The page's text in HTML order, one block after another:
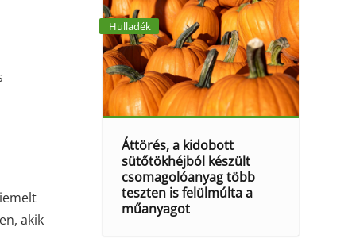
akik
Hulladék
Áttörés, a kidobott
sütőtökhéjból készült
csomagolóanyag több
teszten is felülmúlta a
műanyagot